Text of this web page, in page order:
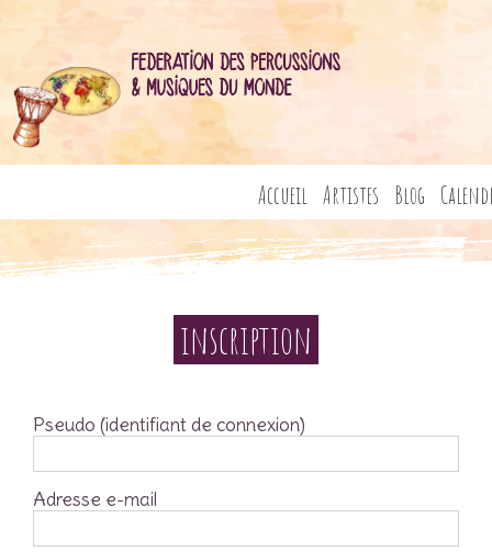
Accueil Artistes Blog
inscription
Pseudo (identifiant de connexion)
Adresse e-mail